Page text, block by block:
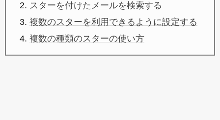
スターを付けたメールを検索する
複数のスターを利用できるように設定する
複数の種類のスターの使い方